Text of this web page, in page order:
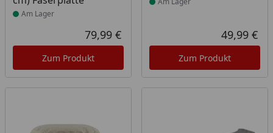
Am Lager
Aktueller Preis
79,99 €
Zum Produkt
49,99 €
Zum Produkt